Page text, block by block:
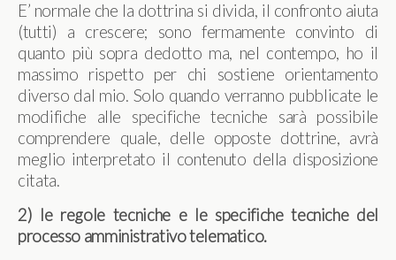
E’ normale che la dottrina si divida, il confronto aiuta
(tutti) a crescere; sono fermamente convinto di
quanto più sopra dedotto ma, nel contempo, ho il
massimo rispetto per chi sostiene orientamento
diverso dal mio. Solo quando verranno pubblicate le
modifiche alle specifiche tecniche sarà possibile
comprendere quale, delle opposte dottrine, avrà
meglio interpretato il contenuto della disposizione
citata.
2) le regole tecniche e le specifiche tecniche del
processo amministrativo telematico.